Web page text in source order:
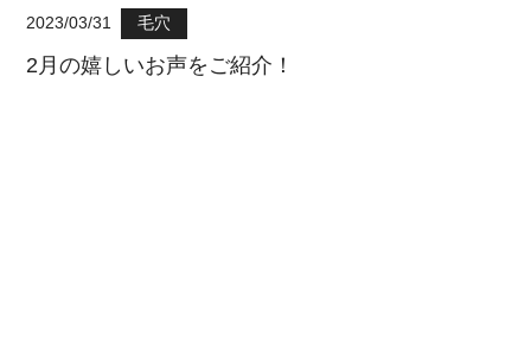
2023/03/31 毛穴
2月の嬉しいお声をご紹介！